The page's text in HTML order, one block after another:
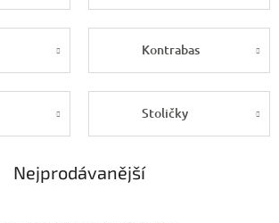
Kontrabas
Stoličky
Nejprodávanější